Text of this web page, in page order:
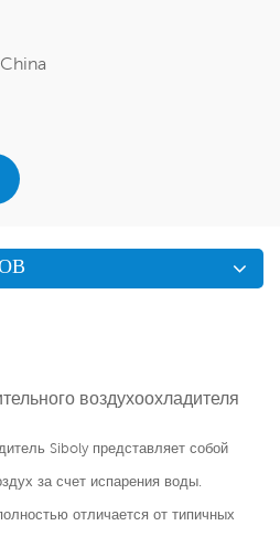
воздухоохладителя
Siboly представляет собой
за счет испарения воды.
отличается от типичных